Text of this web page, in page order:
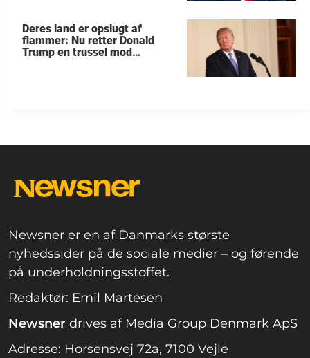
Deres land er opslugt af
flammer: Nu retter Donald
Trump en trussel mod
Newsner er en af Danmarks største
nyhedssider på de sociale medier – og førende
på underholdningsstoffet.
Redaktør: Emil Martesen
Newsner drives af Media Group Denmark ApS
Adresse: Horsensvej 72a, 7100 Vejle